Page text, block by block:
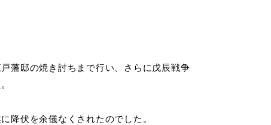
藩邸の焼き討ちまで行い、さらに戊辰戦争
降伏を余儀なくされたのでした。